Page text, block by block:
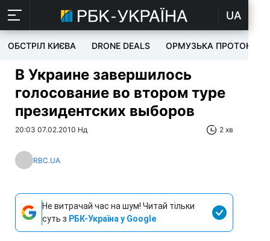
UA
ОБСТРІЛ КИЄВА DRONE DEALS ОРМУЗЬКА ПРОТОКА
В Украине завершилось
голосование во втором туре
президентских выборов
20:03 07.02.2010 Нд 2 хв
RBC.UA
Не витрачай час на шум! Читай тільки
суть з РБК-Україна у Google